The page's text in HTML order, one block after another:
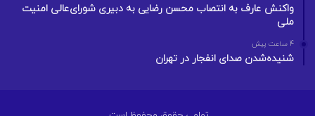
واکنش عارف به انتصاب محسن رضایی به دبیری شورای‌عالی امنیت
ملی
4 ساعت پیش
شنیده‌شدن صدای انفجار در تهران